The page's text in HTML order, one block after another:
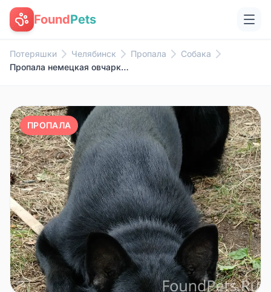
FoundPets
Потеряшки Челябинск Пропала
Собака
Пропала немецкая овчарка, ориентир ул. Бажова и Котина
ПРОПАЛА